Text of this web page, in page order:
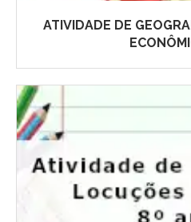
ATIVIDADE DE